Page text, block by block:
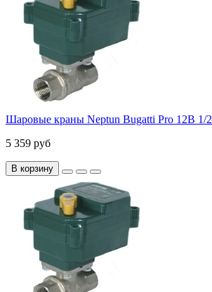
Шаровые краны Neptun Bugatti Pro 12В 1/2
5 359 руб
В корзину